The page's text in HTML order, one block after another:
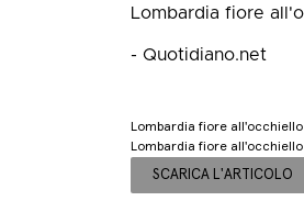
Lombardia fiore
- Quotidiano.net
Lombardia fiore
Lombardia fiore
SCARICA L'ARTICOLO